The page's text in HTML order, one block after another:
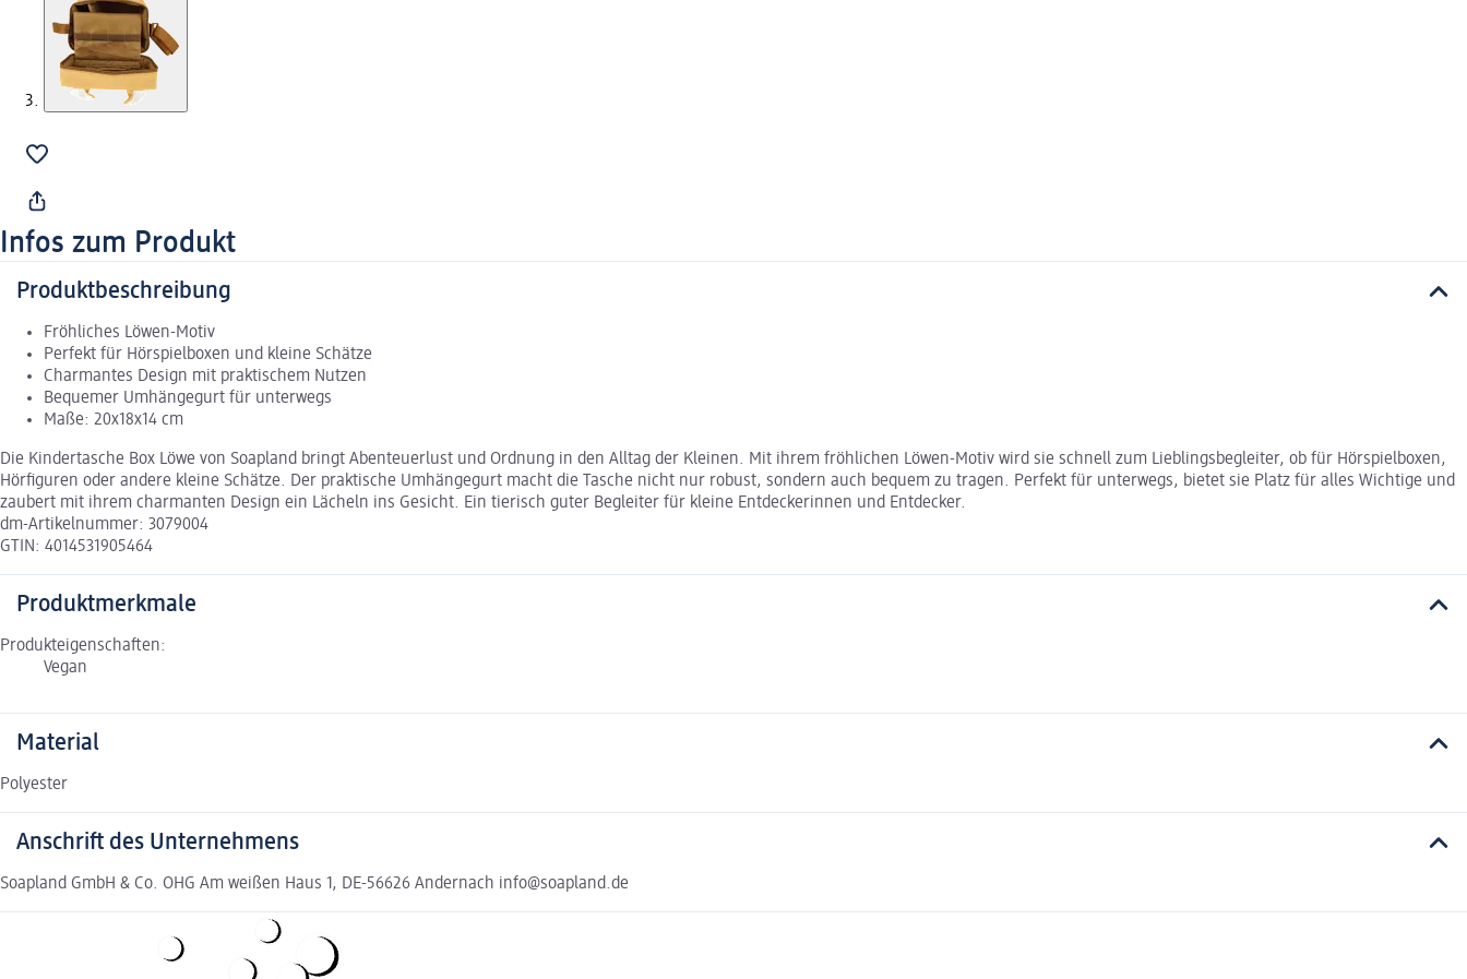
Infos zum Produkt
Produktbeschreibung
Fröhliches Löwen-Motiv
Perfekt für Hörspielboxen und kleine Schätze
Charmantes Design mit praktischem Nutzen
Bequemer Umhängegurt für unterwegs
Maße: 20x18x14 cm
Die Kindertasche Box Löwe von Soapland bringt Abenteuerlust und Ordnung in den Alltag der Kleinen. Mit ihrem fröhlichen Löwen-Motiv wird sie schnell zum Lieblingsbegleiter, ob für Hörspielboxen,
Hörfiguren oder andere kleine Schätze. Der praktische Umhängegurt macht die Tasche nicht nur robust, sondern auch bequem zu tragen. Perfekt für unterwegs, bietet sie Platz für alles Wichtige und
zaubert mit ihrem charmanten Design ein Lächeln ins Gesicht. Ein tierisch guter Begleiter für kleine Entdeckerinnen und Entdecker.
dm-Artikelnummer: 3079004
GTIN: 4014531905464
Produktmerkmale
Produkteigenschaften:
Vegan
Material
Polyester
Anschrift des Unternehmens
Soapland GmbH & Co. OHG Am weißen Haus 1, DE-56626 Andernach info@soapland.de